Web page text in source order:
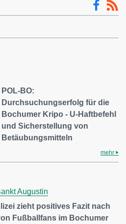
POL-BO:
Durchsuchungserfolg für die
Bochumer Kripo - U-Haftbefehl
und Sicherstellung von
Betäubungsmitteln
mehr
Augustin
zieht positives Fazit nach
Fußballfans im Bochumer